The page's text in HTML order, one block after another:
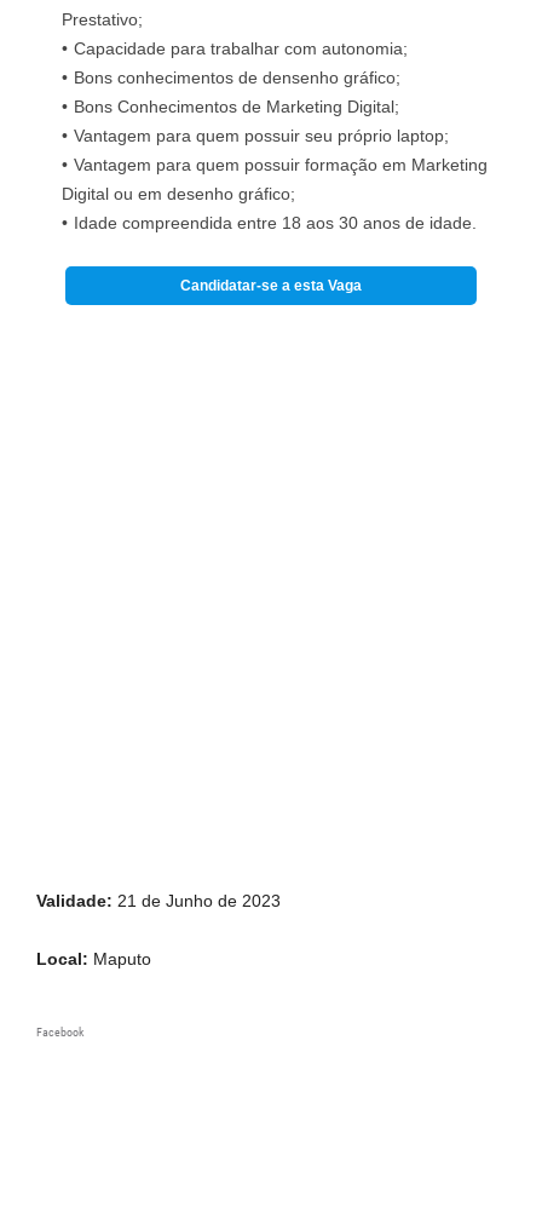
Prestativo;
Capacidade para trabalhar com autonomia;
Bons conhecimentos de densenho gráfico;
Bons Conhecimentos de Marketing Digital;
Vantagem para quem possuir seu próprio laptop;
Vantagem para quem possuir formação em Marketing
Digital ou em desenho gráfico;
Idade compreendida entre 18 aos 30 anos de idade.
Candidatar-se a esta Vaga
Validade: 21 de Junho de 2023
Local: Maputo
Facebook